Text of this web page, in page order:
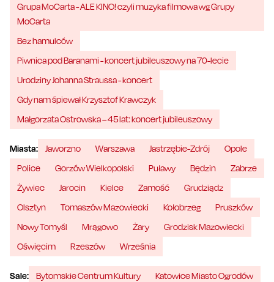
Grupa MoCarta - ALE KINO! czyli muzyka filmowa wg Grupy
MoCarta
Bez hamulców
Piwnica pod Baranami - koncert jubileuszowy na 70-lecie
Urodziny Johanna Straussa - koncert
Gdy nam śpiewał Krzysztof Krawczyk
Małgorzata Ostrowska – 45 lat: koncert jubileuszowy
Miasta: Jaworzno Warszawa Jastrzębie-Zdrój
Opole
Police
Gorzów Wielkopolski Puławy Będzin
Zabrze
Żywiec
Jarocin Kielce Zamość
Grudziądz
Olsztyn
Tomaszów Mazowiecki Kołobrzeg
Pruszków
Nowy Tomyśl
Mrągowo Żary
Grodzisk Mazowiecki
Oświęcim
Rzeszów Września
Sale: Bytomskie Centrum Kultury
Katowice Miasto Ogrodów